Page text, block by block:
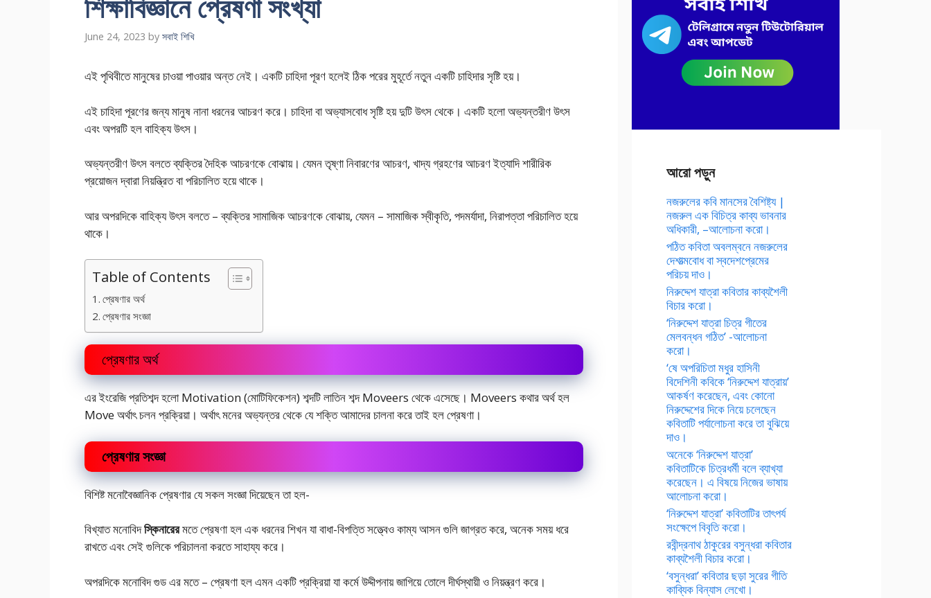
June 24, 2023 by সবাই শিখি
এই পৃথিবীতে মানুষের চাওয়া পাওয়ার অন্ত নেই। একটি চাহিদা পূরণ হলেই ঠিক পরের মুহূর্তে নতুন একটি চাহিদার সৃষ্টি হয়।
এই চাহিদা পূরণের জন্য মানুষ নানা ধরনের আচরণ করে। চাহিদা বা অভ্যাসবোধ সৃষ্টি হয় দুটি উৎস থেকে। একটি হলো অভ্যন্তরীণ উৎস
এবং অপরটি হল বাহিক্য উৎস।
অভ্যন্তরীণ উৎস বলতে ব্যক্তির দৈহিক আচরণকে বোঝায়। যেমন তৃষ্ণা নিবারণের আচরণ, খাদ্য গ্রহণের আচরণ ইত্যাদি শারীরিক
প্রয়োজন দ্বারা নিয়ন্ত্রিত বা পরিচালিত হয়ে থাকে।
আর অপরদিকে বাহিক্য উৎস বলতে – ব্যক্তির সামাজিক আচরণকে বোঝায়, যেমন – সামাজিক স্বীকৃতি, পদমর্যাদা, নিরাপত্তা পরিচালিত হয়ে
থাকে।
Table of Contents
প্রেষণার অর্থ
প্রেষণার সংজ্ঞা
প্রেষণার অর্থ
এর ইংরেজি প্রতিশব্দ হলো Motivation (মোটিফিকেশন) শব্দটি লাতিন শব্দ Moveers থেকে এসেছে। Moveers কথার অর্থ হল
Move অর্থাৎ চলন প্রক্রিয়া। অর্থাৎ মনের অভ্যন্তর থেকে যে শক্তি আমাদের চালনা করে তাই হল প্রেষণা।
প্রেষণার সংজ্ঞা
বিশিষ্ট মনোবৈজ্ঞানিক প্রেষণার যে সকল সংজ্ঞা দিয়েছেন তা হল-
বিখ্যাত মনোবিদস্কিনারেরমতে প্রেষণা হল এক ধরনের শিখন যা বাধা-বিপত্তি সত্ত্বেও কাম্য আসন গুলি জাগ্রত করে, অনেক সময় ধরে
রাখতে এবং সেই গুলিকে পরিচালনা করতে সাহায্য করে।
অপরদিকে মনোবিদ গুড এর মতে – প্রেষণা হল এমন একটি প্রক্রিয়া যা কর্মে উদ্দীপনায় জাগিয়ে তোলে দীর্ঘস্থায়ী ও নিয়ন্ত্রণ করে।
আরো পড়ুন
নজরুলের কবি মানসের বৈশিষ্ট্য |
নজরুল এক বিচিত্র কাব্য ভাবনার
অধিকারী, –আলোচনা করো।
পঠিত কবিতা অবলম্বনে নজরুলের
দেশাত্মবোধ বা স্বদেশপ্রেমের
পরিচয় দাও।
নিরুদ্দেশ যাত্রা কবিতার কাব্যশৈলী
বিচার করো।
‘নিরুদ্দেশ যাত্রা চিত্র গীতের
মেলবন্ধন গঠিত’ -আলোচনা
করো।
‘ষে অপরিচিতা মধুর হাসিনী
বিদেশিনী কবিকে ‘নিরুদ্দেশ যাত্রায়’
আকর্ষণ করেছেন, এবং কোনো
নিরুদ্দেশের দিকে নিয়ে চলেছেন
কবিতাটি পর্যালোচনা করে তা বুঝিয়ে
দাও।
অনেকে ‘নিরুদ্দেশ যাত্রা’
কবিতাটিকে চিত্রধর্মী বলে ব্যাখ্যা
করেছেন। এ বিষয়ে নিজের ভাষায়
আলোচনা করো।
‘নিরুদ্দেশ যাত্রা’ কবিতাটির তাৎপর্য
সংক্ষেপে বিবৃতি করো।
রবীন্দ্রনাথ ঠাকুরের বসুন্ধরা কবিতার
কাব্যশৈলী বিচার করো।
‘বসুন্ধরা’ কবিতার ছড়া সুরের গীতি
কাব্যিক বিন্যাস লেখো।